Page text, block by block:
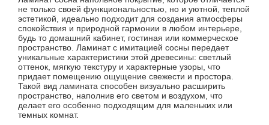
не только своей функциональностью, но и уютной, теплой
эстетикой, идеально подходит для создания атмосферы
спокойствия и природной гармонии в любом интерьере,
будь то домашний кабинет, гостиная или коммерческое
пространство. Ламинат с имитацией сосны передает
уникальные характеристики этой древесины: светлый
оттенок, мягкую текстуру и характерные узоры, что
придает помещению ощущение свежести и простора.
Такой вид ламината способен визуально расширить
пространство, наполнив его светом и воздухом, что
делает его особенно подходящим для маленьких или
темных комнат.